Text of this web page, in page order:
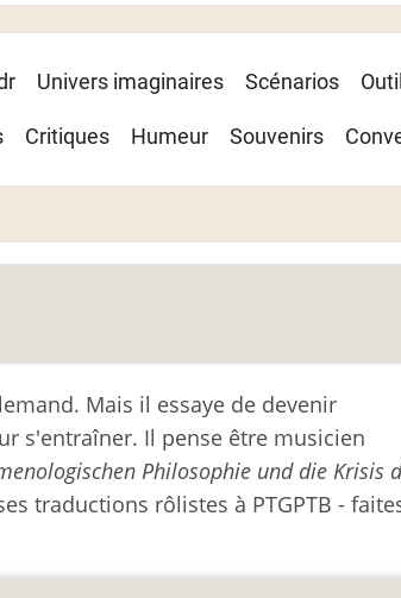
Univers imaginaires Scénarios
Critiques Humeur Souvenirs
Mais il essaye de devenir
s'entraîner. Il pense être musicien
Philosophie und die Krisis
traductions rôlistes à PTGPTB -